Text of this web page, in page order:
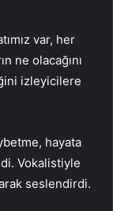
var, her
ne olacağını
izleyicilere
hayata
Vokalistiyle
seslendirdi.